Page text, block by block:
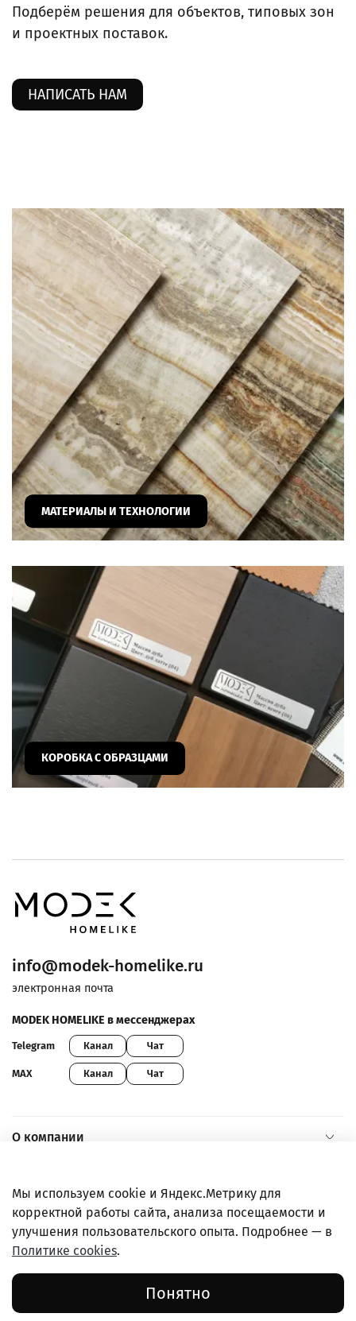
Подберём решения для объектов, типовых зон
и проектных поставок.
НАПИСАТЬ НАМ
МАТЕРИАЛЫ И ТЕХНОЛОГИИ
КОРОБКА С ОБРАЗЦАМИ
О компании
Покупателям
info@modek-homelike.ru
электронная почта
MODEK HOMELIKE в мессенджерах
Telegram Канал Чат
MAX Канал Чат
Правовая информация
© ООО "МХТ", 2022-2026
Мы используем cookie и Яндекс.Метрику для
корректной работы сайта, анализа посещаемости и
улучшения пользовательского опыта. Подробнее — в
Политике cookies.
Понятно